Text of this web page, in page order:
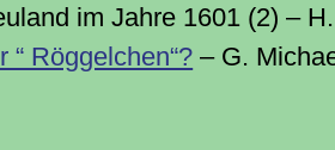
im Jahre 1601 (2) –
“ Röggelchen“? – G.